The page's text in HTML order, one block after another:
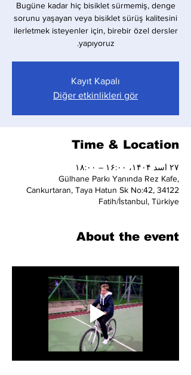
Bugüne kadar hiç bisiklet sürmemiş, denge
sorunu yaşayan veya bisiklet sürüş kalitesini
ilerletmek isteyenler için, birebir özel dersler
yapıyoruz.
Kayıt Kapalı
Diğer etkinlikleri gör
Time & Location
۲۷ اسد ۱۴۰۴، ۱۶:۰۰ – ۱۸:۰۰
Gülhane Parkı Yanında Rez Kafe,
Cankurtaran, Taya Hatun Sk No:42, 34122
Fatih/İstanbul, Türkiye
About the event